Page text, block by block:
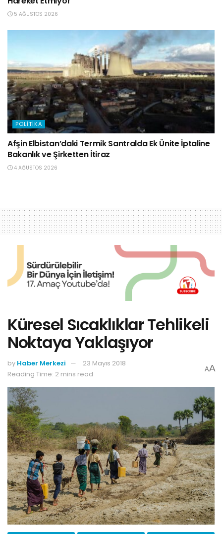
5 AĞUSTOS 2026
POLITIKA
Afşin Elbistan’daki Termik Santralda Ek Ünite İptaline
Bakanlık ve Şirketten İtiraz
4 AĞUSTOS 2026
Küresel Sıcaklıklar Tehlikeli
Noktaya Yaklaşıyor
by Haber Merkezi
23 Mayıs 2018
Reading Time: 2 mins read
AA